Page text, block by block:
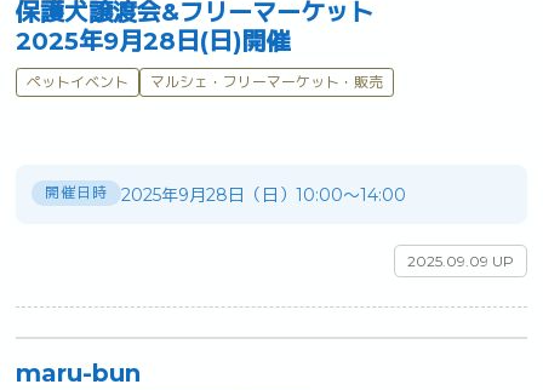
保護犬譲渡会&フリーマーケット
2025年9月28日(日)開催
ペットイベント マルシェ・フリーマーケット・販売
開催日時 2025年9月28日（日）10:00～14:00
2025.09.09 UP
maru-bun